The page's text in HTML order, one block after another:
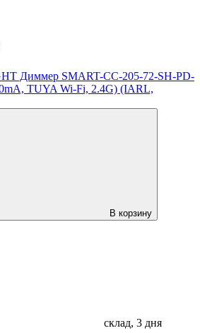
Диммер SMART-CC-205-72-SH-PD-
TUYA Wi-Fi, 2.4G) (IARL,
В корзину
склад, 3 дня